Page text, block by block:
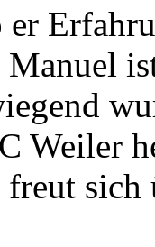
Manuel
Weiler
sich